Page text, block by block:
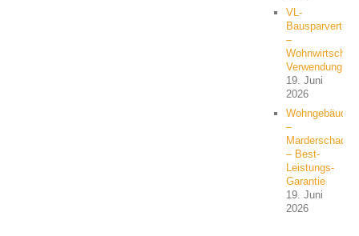
VL-
Bausparvertrag
–
Verwendung?
19. Juni
2026
Wohngebäude
–
Marderschaden
– Best-
Leistungs-
Garantie
19. Juni
2026